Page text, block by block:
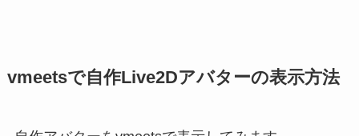
vmeetsで自作Live2Dアバターの表示方法